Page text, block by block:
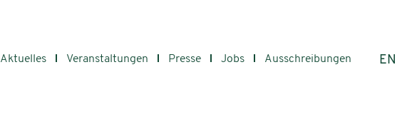
Aktuelles Veranstaltungen Presse Jobs Ausschreibungen EN